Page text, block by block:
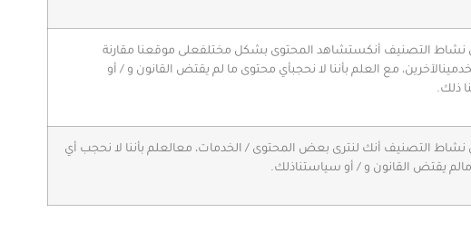
نشاط التصنيف أنكستشاهد المحتوى بشكل مختلفعلى موقعنا مقارنة
الآخرين، مع العلم بأننا لا نحجبأي محتوى ما لم يقتض القانون و / أو
ذلك.
نشاط التصنيف أنك لنترى بعض المحتوى / الخدمات، معالعلم بأننا لا نحجب أي
مالم يقتض القانون و / أو سياستناذلك.